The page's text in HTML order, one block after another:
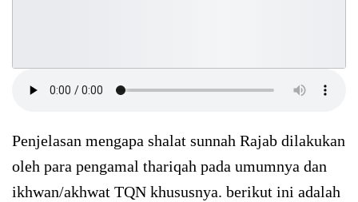
Penjelasan mengapa shalat sunnah Rajab dilakukan
oleh para pengamal thariqah pada umumnya dan
ikhwan/akhwat TQN khususnya. berikut ini adalah